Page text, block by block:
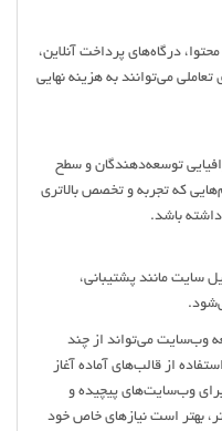
درگاه‌های پرداخت آنلاین،
می‌توانند به هزینه نهایی
توسعه‌دهندگان و سطح
که تجربه و تخصص بالاتری
باشد.
سایت مانند پشتیبانی،
وب‌سایت می‌تواند از چند
از قالب‌های آماده آغاز
وب‌سایت‌های پیچیده و
بهتر است نیازهای خاص خود